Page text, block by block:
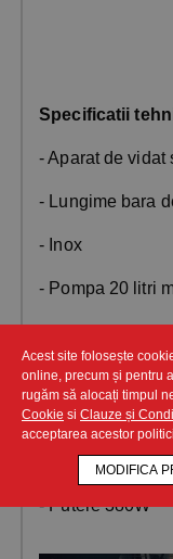
Acest site folosește
online, precum și pentru
rugăm să alocați timpul
Cookie si Clauze și
acceptarea acestor
MODIFICA
Specificatii
- Aparat de vidat
- Lungime bara
- Inox
- Pompa 20 litri
- Greutate 8kg
- Capacitatea
- Alimentare
- Putere 380W